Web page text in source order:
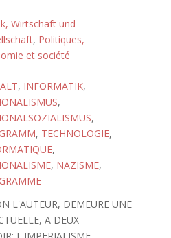
Wirtschaft und
, Politiques,
et société
, INFORMATIK,
,
,
, TECHNOLOGIE,
,
, NAZISME,
L'AUTEUR, DEMEURE UNE
A DEUX